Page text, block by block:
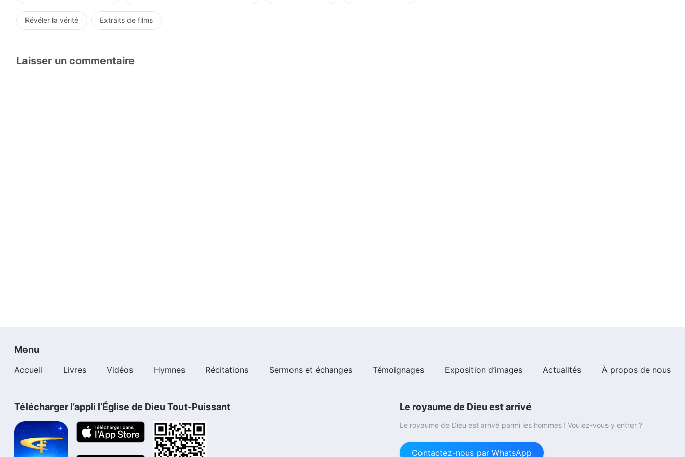
Révéler la vérité Extraits de films
Laisser un commentaire
Menu
Accueil Livres Vidéos Hymnes Récitations Sermons et échanges Témoignages Exposition d’images Actualités À propos de nous
Télécharger l’appli l’Église de Dieu Tout-Puissant Le royaume de Dieu est arrivé
Le royaume de Dieu est arrivé parmi les hommes ! Voulez-vous y entrer ?
Contactez-nous par WhatsApp